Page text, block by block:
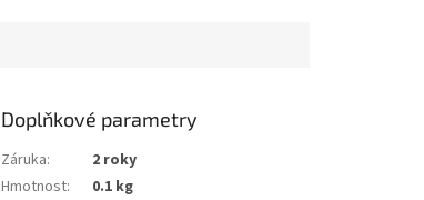
Doplňkové parametry
Záruka:
2 roky
Hmotnost:
0.1 kg